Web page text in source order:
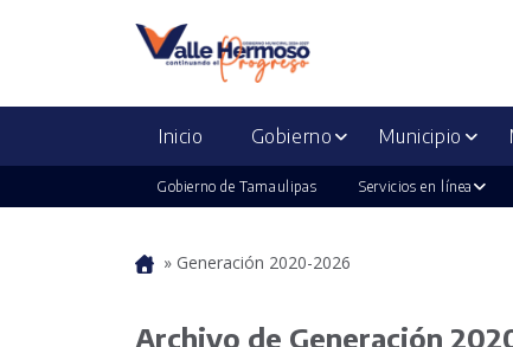
Inicio Gobierno Municipio
Gobierno de Tamaulipas Servicios en línea
Portada
» Generación 2020-2026
Archivo de Generación